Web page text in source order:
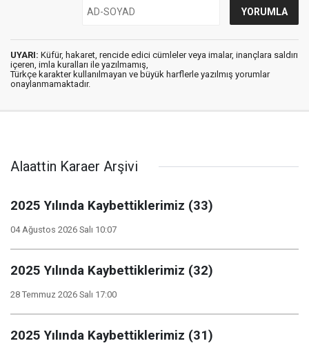
UYARI: Küfür, hakaret, rencide edici cümleler veya imalar, inançlara saldırı
içeren, imla kuralları ile yazılmamış,
Türkçe karakter kullanılmayan ve büyük harflerle yazılmış yorumlar
onaylanmamaktadır.
Alaattin Karaer Arşivi
2025 Yılında Kaybettiklerimiz (33)
04 Ağustos 2026 Salı 10:07
2025 Yılında Kaybettiklerimiz (32)
28 Temmuz 2026 Salı 17:00
2025 Yılında Kaybettiklerimiz (31)